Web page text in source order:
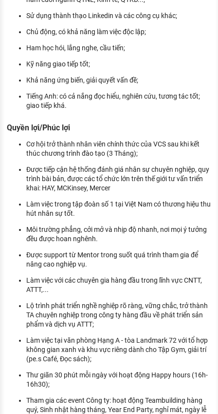
Sử dụng thành thạo Linkedin và các công cụ khác;
Chủ động, có khả năng làm việc độc lập;
Ham học hói, lắng nghe, cầu tiến;
Kỹ năng giao tiếp tốt;
Khả năng ứng biến, giải quyết vấn đề;
Tiếng Anh: có cả nắng đọc hiểu, nghiên cứu, tương tác tốt;
giao tiếp khá.
Quyền lợi/Phúc lợi
Cơ hội trở thành nhân viên chính thức của VCS sau khi kết
thúc chương trình đào tạo (3 Tháng);
Được tiếp cận hệ thống đánh giá nhân sự chuyên nghiệp, quy
trình bài bản, được các tổ chức lớn trên thế giới tư vấn triển
khai: HAY, MCKinsey, Mercer
Làm việc trong tập đoàn số 1 tại Việt Nam có thương hiệu thu
hút nhân sự tốt.
Môi trường phẳng, cởi mở và nhịp độ nhanh, nơi mọi ý tưởng
đều được hoan nghênh.
Được support từ Mentor trong suốt quá trình tham gia để
nâng cao nghiệp vụ.
Làm việc với các chuyên gia hàng đầu trong lĩnh vực CNTT,
ATTT,...
Lộ trình phát triển nghề nghiệp rõ ràng, vững chắc, trở thành
TA chuyên nghiệp trong công ty hàng đầu về phát triển sản
phẩm và dịch vụ ATTT;
Làm việc tại văn phòng Hạng A - tòa Landmark 72 với tổ hợp
không gian xanh và khu vực riêng dành cho Tập Gym, giải trí
(pe.s Café, Đọc sách);
Thư giãn 30 phút mỗi ngày với hoạt động Happy hours (16h-
16h30);
Tham gia các event Công ty: hoạt động Teambuilding hàng
quý, Sinh nhật hàng tháng, Year End Party, nghỉ mát, ngày lễ